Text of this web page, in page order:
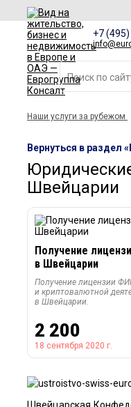
+7
Наши услуги за рубежом
Вернуться в раздел
Швейцарии
Получение
в Швейцарии
Получение лицензии
и криптовалютной
в Швейцарии.
2 200
18 сентября 2020 г.